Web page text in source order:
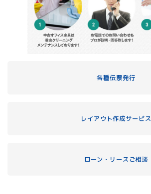
各種伝票発行
レイアウト作成サービス
ローン・リースご相談